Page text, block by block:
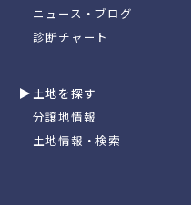
ニュース・ブログ
診断チャート
土地を探す
分譲地情報
土地情報・検索